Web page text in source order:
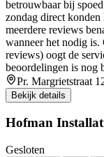
betrouwbaar bij
zondag direct
meerdere reviews
wanneer het nodig is.
reviews) oogt de
beoordelingen is nog
Pr. Margrietstraat
Bekijk details
Hofman
Gesloten